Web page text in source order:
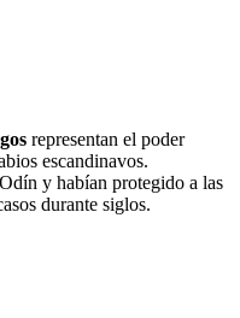
representan el poder
escandinavos.
y habían protegido a las
durante siglos.